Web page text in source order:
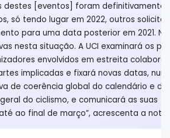
destes [eventos] foram definitivamente
só tendo lugar em 2022, outros
para uma data posterior em 2021.
nesta situação. A UCI examinará os
envolvidos em estreita
implicadas e fixará novas datas,
de coerência global do calendário e de
do ciclismo, e comunicará as suas
ao final de março”, acrescenta a nota.